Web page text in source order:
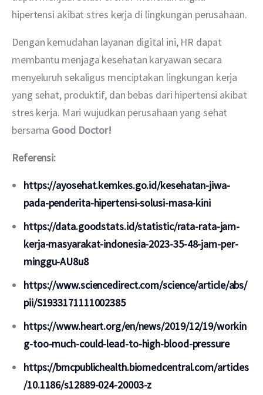
hipertensi akibat stres kerja di lingkungan perusahaan.
Dengan kemudahan layanan digital ini, HR dapat
membantu menjaga kesehatan karyawan secara
menyeluruh sekaligus menciptakan lingkungan kerja
yang sehat, produktif, dan bebas dari hipertensi akibat
stres kerja. Mari wujudkan perusahaan yang sehat
bersama Good Doctor!
Referensi:
https://ayosehat.kemkes.go.id/kesehatan-jiwa-
pada-penderita-hipertensi-solusi-masa-kini
https://data.goodstats.id/statistic/rata-rata-jam-
kerja-masyarakat-indonesia-2023-35-48-jam-per-
minggu-AU8u8
https://www.sciencedirect.com/science/article/abs/
pii/S1933171111002385
https://www.heart.org/en/news/2019/12/19/workin
g-too-much-could-lead-to-high-blood-pressure
https://bmcpublichealth.biomedcentral.com/articles
/10.1186/s12889-024-20003-z